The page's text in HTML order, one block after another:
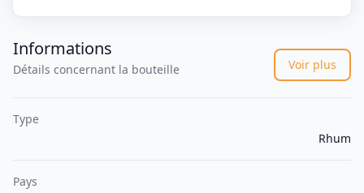
Informations
Détails concernant la bouteille Voir plus
Type
Rhum
Pays